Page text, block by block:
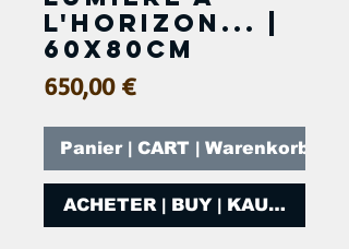
l'horizon... |
60x80cm
650,00 €Prix
Panier | CART | Warenkorb
ACHETER | BUY | KAUFEN